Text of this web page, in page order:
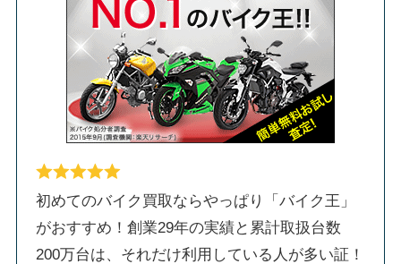
初めてのバイク買取ならやっぱり「バイク王」
がおすすめ！創業29年の実績と累計取扱台数
200万台は、それだけ利用している人が多い証！